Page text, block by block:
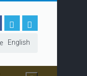
English